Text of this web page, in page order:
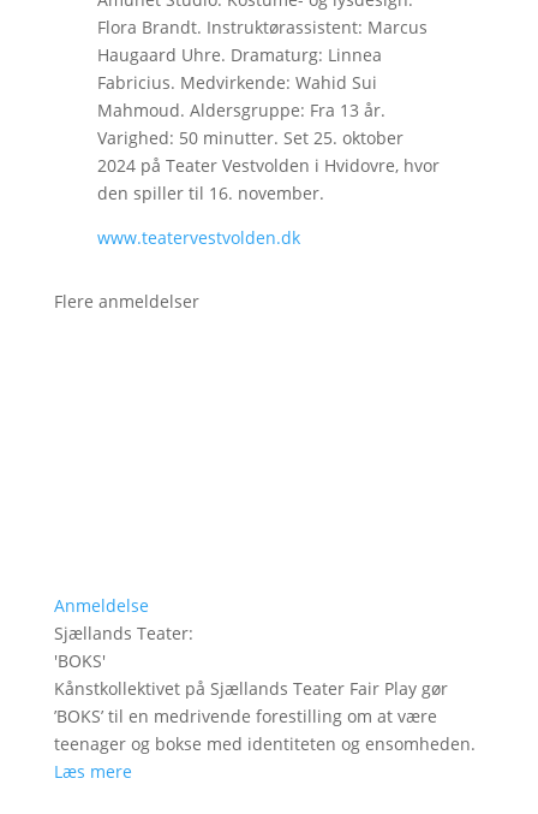
Flora Brandt. Instruktørassistent: Marcus
Haugaard Uhre. Dramaturg: Linnea
Fabricius. Medvirkende: Wahid Sui
Mahmoud. Aldersgruppe: Fra 13 år.
Varighed: 50 minutter. Set 25. oktober
2024 på Teater Vestvolden i Hvidovre, hvor
den spiller til 16. november.
www.teatervestvolden.dk
Flere anmeldelser
Anmeldelse
Sjællands Teater:
'BOKS'
Kånstkollektivet på Sjællands Teater Fair Play gør
’BOKS’ til en medrivende forestilling om at være
teenager og bokse med identiteten og ensomheden.
Læs mere